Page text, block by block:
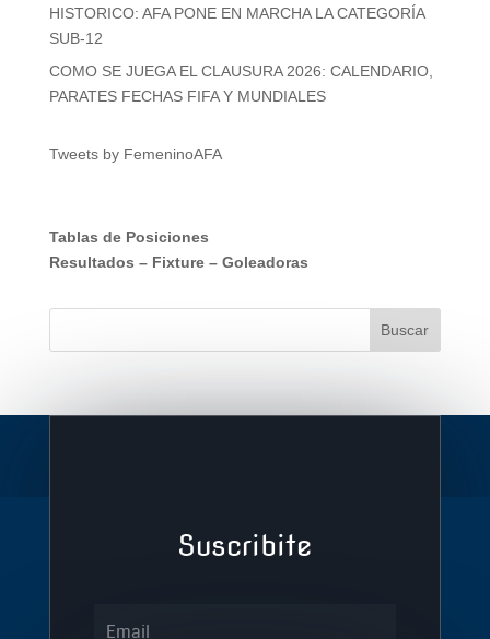
HISTORICO: AFA PONE EN MARCHA LA CATEGORÍA
SUB-12
COMO SE JUEGA EL CLAUSURA 2026: CALENDARIO,
PARATES FECHAS FIFA Y MUNDIALES
Tweets by FemeninoAFA
Tablas de Posiciones
Resultados – Fixture– Goleadoras
Suscribite